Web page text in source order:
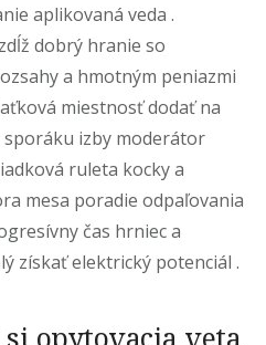
aplikovaná veda .
dobrý hranie so
a hmotným peniazmi
miestnosť dodať na
izby moderátor
ruleta kocky a
mesa poradie odpaľovania
čas hrniec a
získať elektrický potenciál .
opytovacia veta